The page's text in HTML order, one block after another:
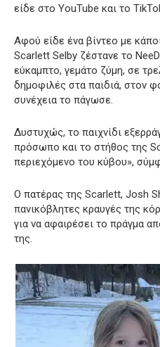
είδε στο YouTube και το
Αφού είδε ένα βίντεο με
Scarlett Selby ζέστανε το
εύκαμπτο, γεμάτο ζύμη, σε
δημοφιλές στα παιδιά, στον
συνέχεια το πάγωσε.
Δυστυχώς, το παιχνίδι
πρόσωπο και το στήθος της
περιεχόμενο του κύβου»,
Ο πατέρας της Scarlett, Josh
πανικόβλητες κραυγές της
για να αφαιρέσει το πράγμα
της.